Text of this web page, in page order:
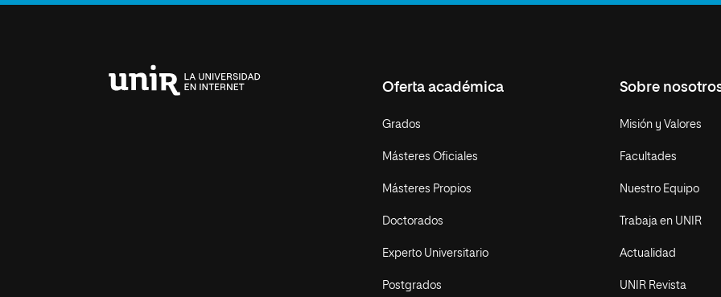
Oferta académica
Grados
Másteres Oficiales
Másteres Propios
Doctorados
Experto Universitario
Postgrados
Sobre
Misión y Valores
Facultades
Nuestro Equipo
Trabaja en UNIR
Actualidad
UNIR Revista